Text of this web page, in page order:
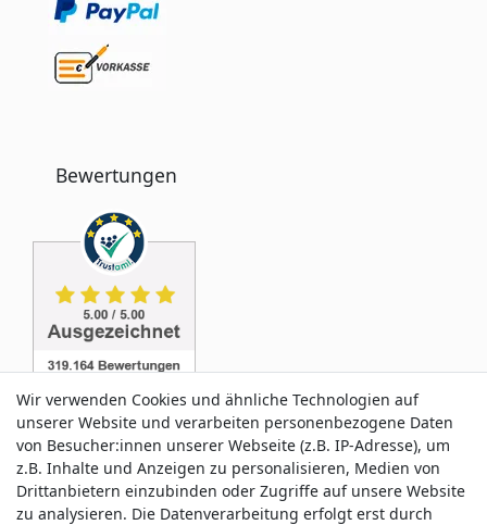
Bewertungen
Service & Kontakt
Wir verwenden Cookies und ähnliche Technologien auf
unserer Website und verarbeiten personenbezogene Daten
von Besucher:innen unserer Webseite (z.B. IP-Adresse), um
z.B. Inhalte und Anzeigen zu personalisieren, Medien von
Drittanbietern einzubinden oder Zugriffe auf unsere Website
zu analysieren. Die Datenverarbeitung erfolgt erst durch